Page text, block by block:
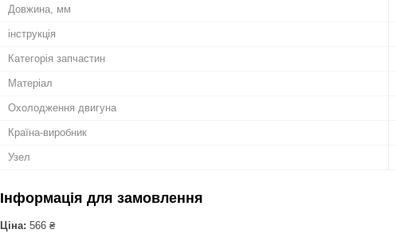
Довжина, мм
інструкція
Категорія запчастин
Матеріал
Охолодження двигуна
Країна-виробник
Узел
Інформація для замовлення
Ціна: 566 ₴